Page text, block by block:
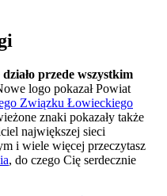
przede wszystkim
logo pokazał Powiat
Związku Łowieckiego
znaki pokazały także
największej sieci
i wiele więcej przeczytasz
, do czego Cię serdecznie